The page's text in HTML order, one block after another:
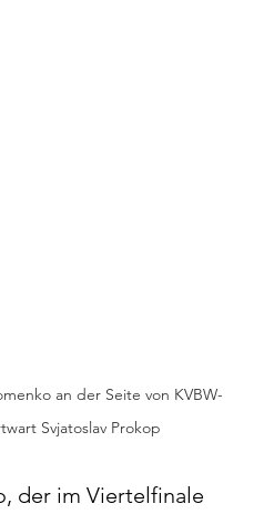
an der Seite von KVBW-
Svjatoslav Prokop
der im Viertelfinale